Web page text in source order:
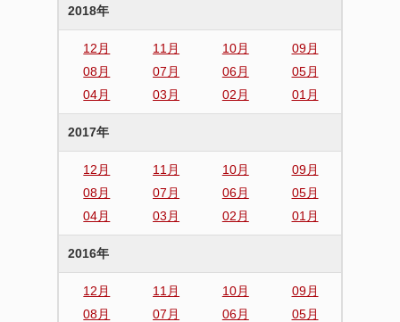
2018年
12月 11月 10月
09月
08月
07月 06月
05月
04月
03月 02月 01月
2017年
12月 11月 10月
09月
08月
07月 06月
05月
04月
03月 02月 01月
2016年
12月 11月 10月
09月
08月
07月 06月
05月